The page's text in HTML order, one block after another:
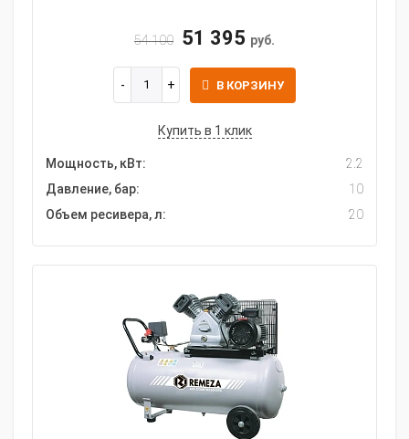
54 100 51 395 руб.
В КОРЗИНУ
Купить в 1 клик
Мощность, кВт:
2.2
Давление, бар:
10
Объем ресивера, л:
20